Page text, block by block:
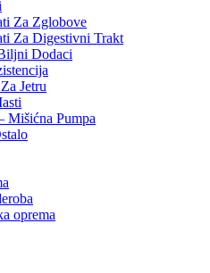
Za Zglobove
Za Digestivni Trakt
Dodaci
Jetru
Mišićna Pumpa
oprema